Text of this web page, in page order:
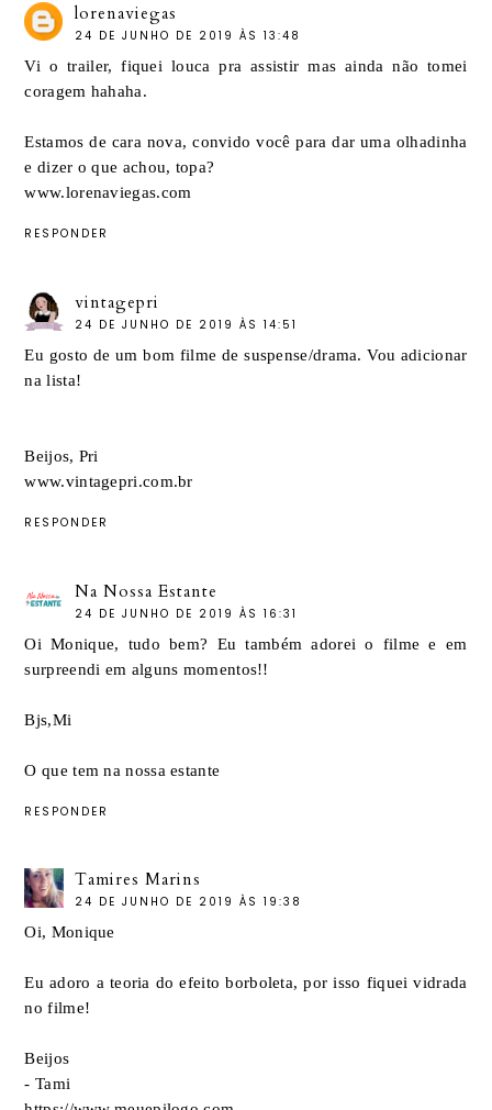
lorenaviegas
24 DE JUNHO DE 2019 ÀS 13:48
Vi o trailer, fiquei louca pra assistir mas ainda não tomei
coragem hahaha.
Estamos de cara nova, convido você para dar uma olhadinha
e dizer o que achou, topa?
www.lorenaviegas.com
RESPONDER
vintagepri
24 DE JUNHO DE 2019 ÀS 14:51
Eu gosto de um bom filme de suspense/drama. Vou adicionar
na lista!
Beijos, Pri
www.vintagepri.com.br
RESPONDER
Na Nossa Estante
24 DE JUNHO DE 2019 ÀS 16:31
Oi Monique, tudo bem? Eu também adorei o filme e em
surpreendi em alguns momentos!!
Bjs,Mi
O que tem na nossa estante
RESPONDER
Tamires Marins
24 DE JUNHO DE 2019 ÀS 19:38
Oi, Monique
Eu adoro a teoria do efeito borboleta, por isso fiquei vidrada
no filme!
Beijos
- Tami